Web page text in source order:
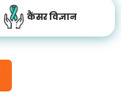
कैंसर विज्ञान